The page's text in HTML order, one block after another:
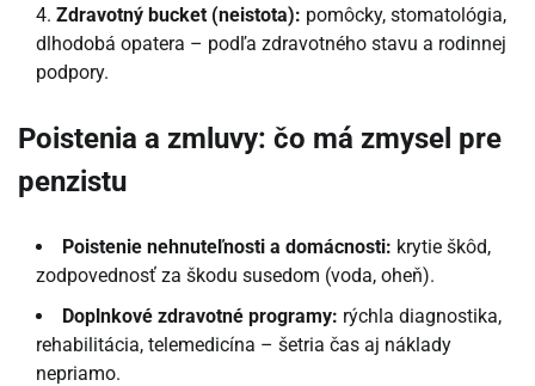
Zdravotný bucket (neistota): pomôcky, stomatológia,
dlhodobá opatera – podľa zdravotného stavu a rodinnej
podpory.
Poistenia a zmluvy: čo má zmysel pre
penzistu
Poistenie nehnuteľnosti a domácnosti: krytie škôd,
zodpovednosť za škodu susedom (voda, oheň).
Doplnkové zdravotné programy: rýchla diagnostika,
rehabilitácia, telemedicína – šetria čas aj náklady
nepriamo.